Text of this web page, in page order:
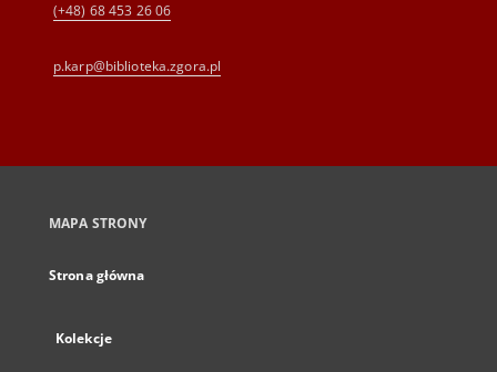
(+48) 68 453 26 06
p.karp@biblioteka.zgora.pl
MAPA STRONY
Strona główna
Kolekcje